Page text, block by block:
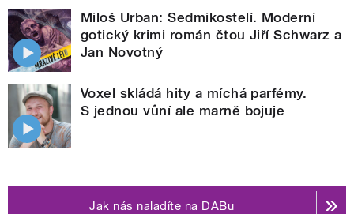
Miloš Urban: Sedmikostelí. Moderní
gotický krimi román čtou Jiří Schwarz a
Jan Novotný
Voxel skládá hity a míchá parfémy.
S jednou vůní ale marně bojuje
Jak nás naladíte na DABu